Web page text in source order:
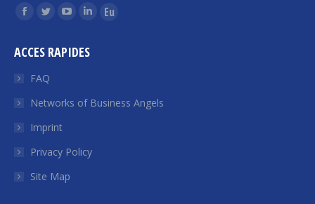
Find us on:
Facebook
opens
window
Twitter
opens
in
window
YouTube
opens
window
Linkedin
opens
window
Euroquity
window
ACCES RAPIDES
FAQ
Networks of Business Angels
Imprint
Privacy Policy
Site Map